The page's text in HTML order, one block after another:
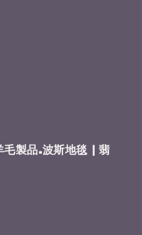
毛製品.波斯地毯 | 翡